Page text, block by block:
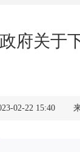
府关于
02-22 15:40